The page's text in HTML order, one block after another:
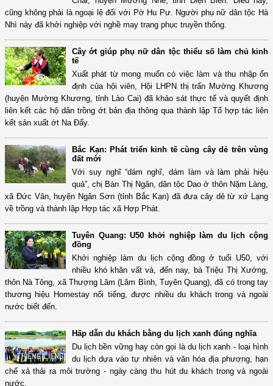
cũng không phải là ngoại lệ đối với Pờ Hu Pư. Người phụ nữ dân tộc Hà
Nhì này đã khởi nghiệp với nghề may trang phục truyền thống.
Cây ớt giúp phụ nữ dân tộc thiểu số làm chủ kinh
tế
Xuất phát từ mong muốn có việc làm và thu nhập ổn
định của hội viên, Hội LHPN thị trấn Mường Khương
(huyện Mường Khương, tỉnh Lào Cai) đã khảo sát thực tế và quyết định
liên kết các hộ dân trồng ớt bản địa thông qua thành lập Tổ hợp tác liên
kết sản xuất ớt Na Đẩy.
Bắc Kạn: Phát triển kinh tế cùng cây dẻ trên vùng
đất mới
Với suy nghĩ “dám nghĩ, dám làm và làm phải hiệu
quả”, chị Bàn Thị Ngân, dân tộc Dao ở thôn Nặm Làng,
xã Đức Vân, huyện Ngân Sơn (tỉnh Bắc Kạn) đã đưa cây dẻ từ xứ Lạng
về trồng và thành lập Hợp tác xã Hợp Phát.
Tuyên Quang: U50 khởi nghiệp làm du lịch cộng
đồng
Khởi nghiệp làm du lịch cộng đồng ở tuổi U50, với
nhiều khó khăn vất vả, đến nay, bà Triệu Thị Xướng,
thôn Nà Tông, xã Thượng Lâm (Lâm Bình, Tuyên Quang), đã có trong tay
thương hiệu Homestay nổi tiếng, được nhiều du khách trong và ngoài
nước biết đến.
Hấp dẫn du khách bằng du lịch xanh đúng nghĩa
Du lịch bền vững hay còn gọi là du lịch xanh - loại hình
du lịch dựa vào tự nhiên và văn hóa địa phương, hạn
chế xả thải ra môi trường - ngày càng thu hút du khách trong và ngoài
nước.